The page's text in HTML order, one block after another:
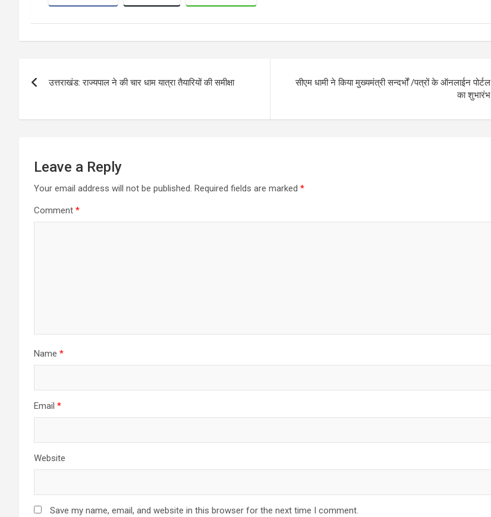
navigation
उत्तराखंड: राज्यपाल ने की चार धाम यात्रा तैयारियों की समीक्षा
सीएम धामी ने किया मुख्यमंत्री सन्दर्भों /पत्रों के ऑनलाईन पोर्टल
का शुभारंभ
Leave a Reply
Your email address will not be published. Required fields are marked *
Comment *
Name *
Email *
Website
Save my name, email, and website in this browser for the next time I comment.